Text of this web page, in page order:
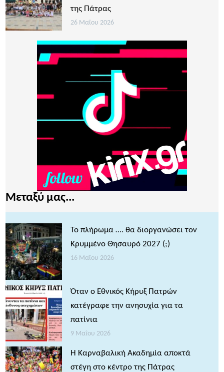
της Πάτρας
26 Μαΐου 2026
Μεταξύ μας...
Το πλήρωμα …. θα διοργανώσει τον
Κρυμμένο Θησαυρό 2027 (;)
16 Μαΐου 2026
Όταν ο Εθνικός Κήρυξ Πατρών
κατέγραφε την ανησυχία για τα
πατίνια
9 Μαΐου 2026
Η Καρναβαλική Ακαδημία αποκτά
στέγη στο κέντρο της Πάτρας